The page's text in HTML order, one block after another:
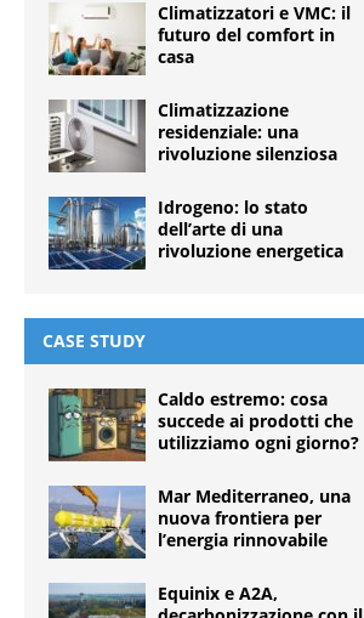
Climatizzatori e VMC: il
futuro del comfort in
casa
Climatizzazione
residenziale: una
rivoluzione silenziosa
Idrogeno: lo stato
dell’arte di una
rivoluzione energetica
CASE STUDY
Caldo estremo: cosa
succede ai prodotti che
utilizziamo ogni giorno?
Mar Mediterraneo, una
nuova frontiera per
l’energia rinnovabile
Equinix e A2A,